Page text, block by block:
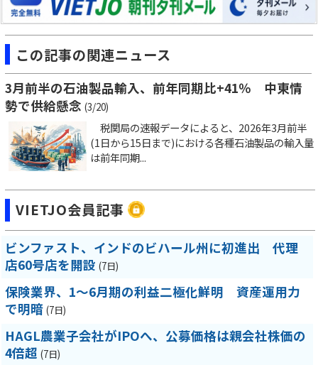
この記事の関連ニュース
3月前半の石油製品輸入、前年同期比+41％ 中東情
勢で供給懸念 (3/20)
税関局の速報データによると、2026年3月前半
(1日から15日まで)における各種石油製品の輸入量
は前年同期...
VIETJO会員記事
ビンファスト、インドのビハール州に初進出 代理
店60号店を開設 (7日)
保険業界、1～6月期の利益二極化鮮明 資産運用力
で明暗 (7日)
HAGL農業子会社がIPOへ、公募価格は親会社株価の
4倍超 (7日)